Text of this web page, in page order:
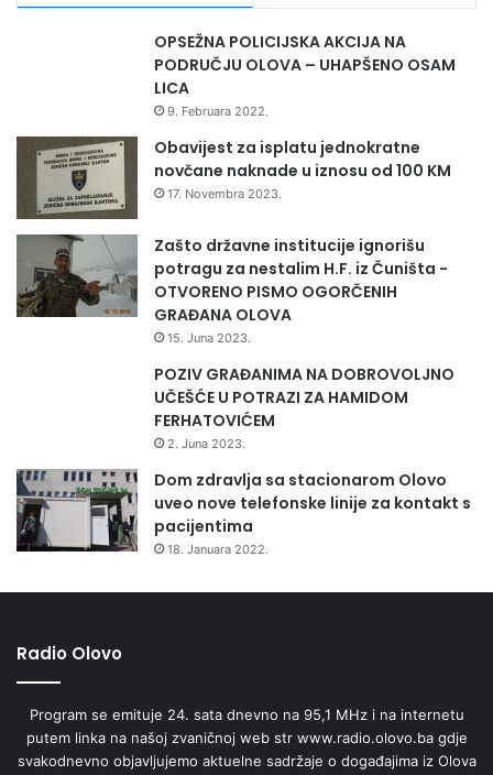
OPSEŽNA POLICIJSKA AKCIJA NA
PODRUČJU OLOVA – UHAPŠENO OSAM
LICA
9. Februara 2022.
Obavijest za isplatu jednokratne
novčane naknade u iznosu od 100 KM
17. Novembra 2023.
Zašto državne institucije ignorišu
potragu za nestalim H.F. iz Čuništa -
OTVORENO PISMO OGORČENIH
GRAĐANA OLOVA
15. Juna 2023.
POZIV GRAĐANIMA NA DOBROVOLJNO
UČEŠĆE U POTRAZI ZA HAMIDOM
FERHATOVIĆEM
2. Juna 2023.
Dom zdravlja sa stacionarom Olovo
uveo nove telefonske linije za kontakt s
pacijentima
18. Januara 2022.
Radio Olovo
Program se emituje 24. sata dnevno na 95,1 MHz i na internetu
putem linka na našoj zvaničnoj web str www.radio.olovo.ba gdje
svakodnevno objavljujemo aktuelne sadržaje o događajima iz Olova